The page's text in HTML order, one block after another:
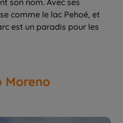
son nom. Avec ses
comme le lac Pehoé, et
est un paradis pour les
Moreno